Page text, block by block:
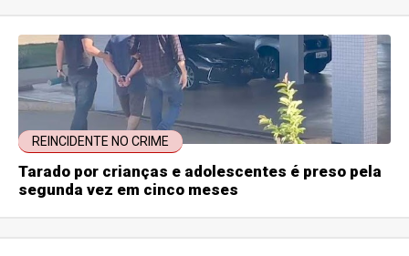
REINCIDENTE NO CRIME
Tarado por crianças e adolescentes é preso pela
segunda vez em cinco meses